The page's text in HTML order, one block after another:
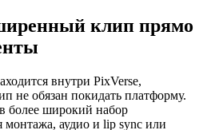
клип прямо
внутри PixVerse,
не обязан покидать платформу.
более широкий набор
монтажа, аудио и lip sync или